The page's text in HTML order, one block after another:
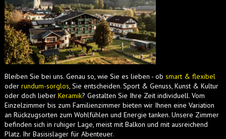
Bleiben Sie bei uns. Genau so, wie Sie es lieben - ob smart & flexibel
oder rundum-sorglos , Sie entscheiden. Sport & Genuss, Kunst & Kultur
oder doch lieber Keramik? Gestalten Sie Ihre Zeit individuell. Vom
Einzelzimmer bis zum Familienzimmer bieten wir Ihnen eine Variation
an Rückzugsorten zum Wohlfühlen und Energie tanken. Unsere Zimmer
befinden sich in ruhiger Lage, meist mit Balkon und mit ausreichend
Platz. Ihr Basisislager für Abenteuer.